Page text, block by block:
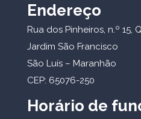
Endereço
Rua dos Pinheiros, n.º 15,
Jardim São Francisco
São Luís – Maranhão
CEP: 65076-250
Horário de